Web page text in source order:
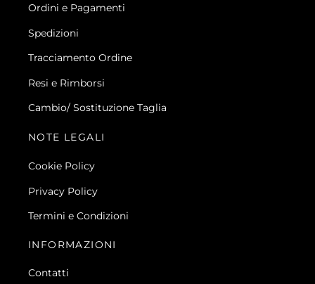
Ordini e Pagamenti
Spedizioni
Tracciamento Ordine
Resi e Rimborsi
Cambio/ Sostituzione Taglia
NOTE LEGALI
Cookie Policy
Privacy Policy
Termini e Condizioni
INFORMAZIONI
Contatti